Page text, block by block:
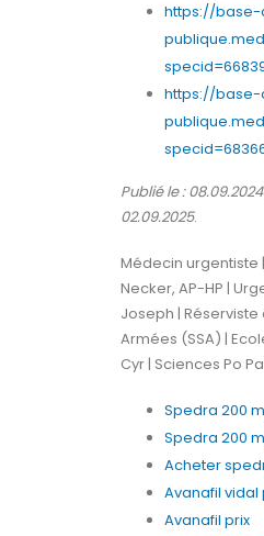
https://
https://
Publié le :
02.09.2025.
Médecin urgentiste |
Necker, AP-HP |
Joseph |
Armées (SSA) |
Cyr | Sciences Po
Spedra 200
Spedra 200
Acheter
Avanafil vidal
Avanafil prix